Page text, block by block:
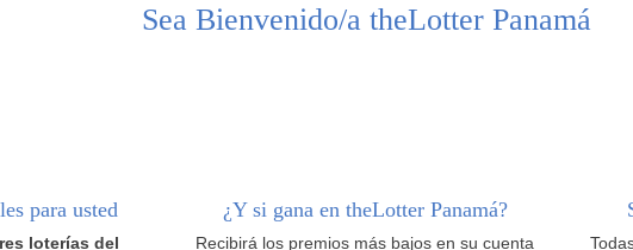
Sea Bienvenido/a theLotter Panamá
para usted
loterías del
¿Y si gana en theLotter Panamá?
Recibirá los premios más bajos en su cuenta